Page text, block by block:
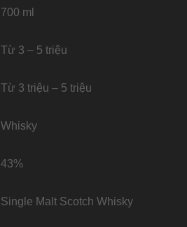
700 ml
Từ 3 – 5 triệu
Từ 3 triệu – 5 triệu
Whisky
43%
Single Malt Scotch Whisky